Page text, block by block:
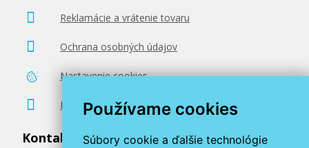
Používame cookies
Súbory cookie a ďalšie technológie
Reklamácie a vrátenie tovaru
Ochrana osobných údajov
Nastavenie cookies
Poradenstvo zadarmo
Kontaktujte nás